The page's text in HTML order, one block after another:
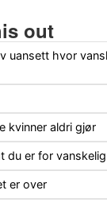
out
uansett hvor
kvinner aldri gjør
du er for
er over